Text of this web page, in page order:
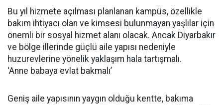
Bu yıl hizmete açılması planlanan kampüs, özellikle
bakım ihtiyacı olan ve kimsesi bulunmayan yaşlılar için
önemli bir sosyal hizmet alanı olacak. Ancak Diyarbakır
ve bölge illerinde güçlü aile yapısı nedeniyle
huzurevlerine yönelik yaklaşım hala tartışmalı.
‘Anne babaya evlat bakmalı’
Geniş aile yapısının yaygın olduğu kentte, bakıma